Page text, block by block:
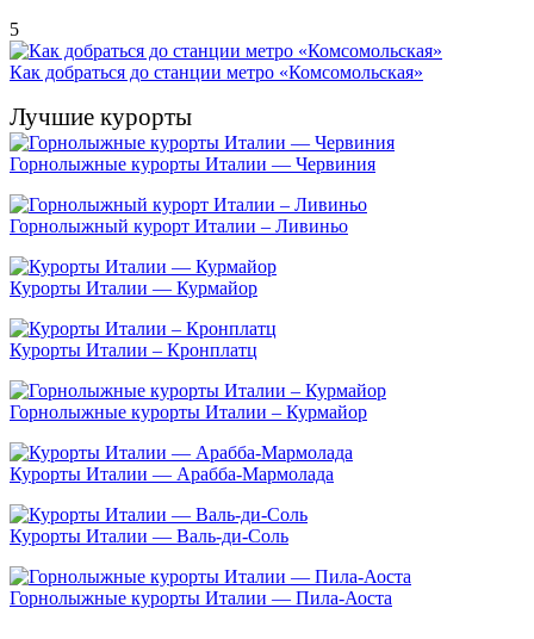
5
Как добраться до станции метро «Комсомольская»
Лучшие курорты
Горнолыжные курорты Италии — Червиния
Горнолыжный курорт Италии – Ливиньо
Курорты Италии — Курмайор
Курорты Италии – Кронплатц
Горнолыжные курорты Италии – Курмайор
Курорты Италии — Арабба-Мармолада
Курорты Италии — Валь-ди-Соль
Горнолыжные курорты Италии — Пила-Аоста